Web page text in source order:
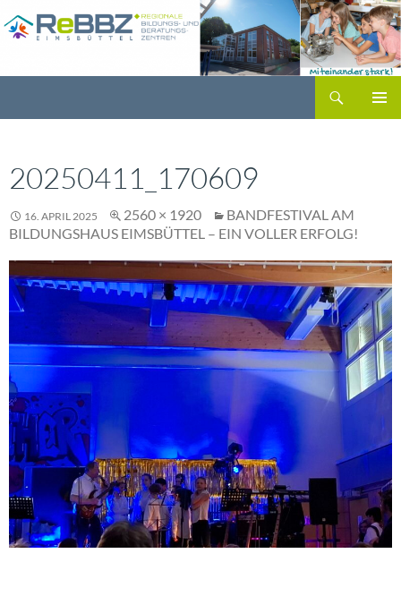
Inhalt
20250411_170609
16. APRIL 2025 2560 × 1920
BANDFESTIVAL AM
BILDUNGSHAUS EIMSBÜTTEL – EIN VOLLER ERFOLG!